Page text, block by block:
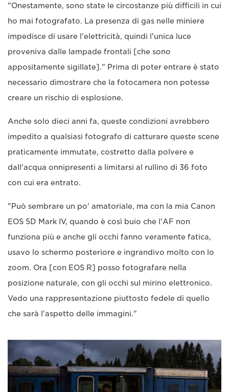
"Onestamente, sono state le circostanze più difficili in cui
ho mai fotografato. La presenza di gas nelle miniere
impedisce di usare l'elettricità, quindi l'unica luce
proveniva dalle lampade frontali [che sono
appositamente sigillate]." Prima di poter entrare è stato
necessario dimostrare che la fotocamera non potesse
creare un rischio di esplosione.
Anche solo dieci anni fa, queste condizioni avrebbero
impedito a qualsiasi fotografo di catturare queste scene
praticamente immutate, costretto dalla polvere e
dall'acqua onnipresenti a limitarsi al rullino di 36 foto
con cui era entrato.
"Può sembrare un po' amatoriale, ma con la mia Canon
EOS 5D Mark IV, quando è così buio che l'AF non
funziona più e anche gli occhi fanno veramente fatica,
usavo lo schermo posteriore e ingrandivo molto con lo
zoom. Ora [con EOS R] posso fotografare nella
posizione naturale, con gli occhi sul mirino elettronico.
Vedo una rappresentazione piuttosto fedele di quello
che sarà l'aspetto delle immagini."